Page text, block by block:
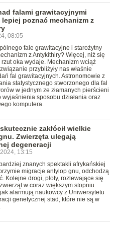
falami grawitacyjnymi
lepiej poznać mechanizm z
08:05
fale grawitacyjne i starożytny
z Antykithiry? Więcej, niż się
oka wydaje. Mechanizm wciąż
przybliżyły nas właśnie
fal grawitacyjnych. Astronomowie z
statystycznego stworzonego dla fal
w jednym ze złamanych pierścieni
sposobu działania oraz
komputera.
zakłócił wielkie
Zwierzęta ulegają
degeneracji
13:15
znanych spektakli afrykańskiej
migracje antylop gnu, odchodzą
Kolejne drogi, płoty, rozlewające się
w coraz większym stopniu
alarmują naukowcy z Uniwersytetu
genetycznej stad, które nie są w